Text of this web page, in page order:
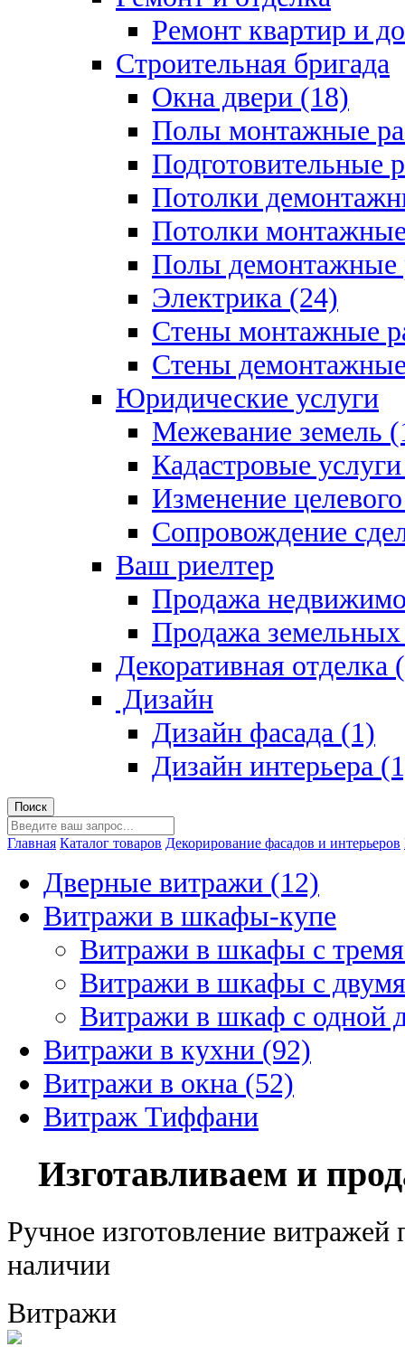
Ремонт квартир и
Строительная бригада
Окна двери (18)
Полы монтажные
Подготовительные
Потолки
Потолки
Полы демонтажные
Электрика (24)
Стены монтажные
Стены
Юридические услуги
Межевание земель
Кадастровые
Изменение
Сопровождение
Ваш риелтер
Продажа
Продажа земельных
Декоративная отделка
Дизайн
Дизайн фасада (1)
Дизайн интерьера
Главная Каталог товаров Декорирование фасадов и интерьеров
Дверные витражи (12)
Витражи в шкафы-купе
Витражи в шкафы с
Витражи в шкафы с
Витражи в шкаф с одной
Витражи в кухни (92)
Витражи в окна (52)
Витраж Тиффани
Изготавливаем и
Ручное изготовление витражей
наличии
Витражи